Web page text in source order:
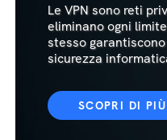
Le VPN sono reti
eliminano ogni
stesso
sicurezza
SCOPRI DI PIÙ